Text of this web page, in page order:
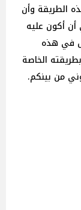
الطريقة وأن
أن أكون عليه
في هذه
الخاصة
من بينكم.